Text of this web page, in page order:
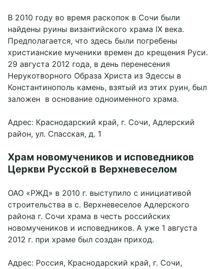
В 2010 году во время раскопок в Сочи были
найдены руины византийского храма IX века.
Предполагается, что здесь были погребены
христианские мученики времен до крещения Руси.
29 августа 2012 года, в день перенесения
Нерукотворного Образа Христа из Эдессы в
Константинополь камень, взятый из этих руин, был
заложен в основание одноименного храма.
Адрес: Краснодарский край, г. Сочи, Адлерский
район, ул. Спасская, д. 1
Храм новомучеников и исповедников
Церкви Русской в Верхневеселом
ОАО «РЖД» в 2010 г. выступило с инициативой
строительства в с. Верхневеселое Адлерского
района г. Сочи храма в честь российских
новомучеников и исповедников. А уже 1 августа
2012 г. при храме был создан приход.
Адрес: Россия, Краснодарский край, г. Сочи,